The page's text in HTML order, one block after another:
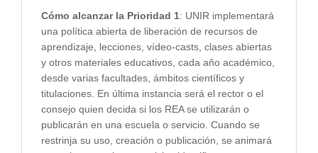
Cómo alcanzar la Prioridad 1: UNIR implementará
una política abierta de liberación de recursos de
aprendizaje, lecciones, vídeo-casts, clases abiertas
y otros materiales educativos, cada año académico,
desde varias facultades, ámbitos científicos y
titulaciones. En última instancia será el rector o el
consejo quien decida si los REA se utilizarán o
publicarán en una escuela o servicio. Cuando se
restrinja su uso, creación o publicación, se animará